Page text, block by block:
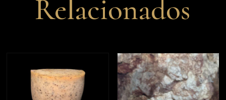
Relacionados